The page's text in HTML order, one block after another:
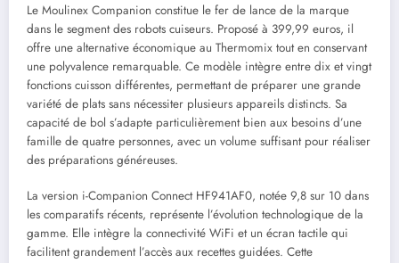
Le Moulinex Companion constitue le fer de lance de la marque
dans le segment des robots cuiseurs. Proposé à 399,99 euros, il
offre une alternative économique au Thermomix tout en conservant
une polyvalence remarquable. Ce modèle intègre entre dix et vingt
fonctions cuisson différentes, permettant de préparer une grande
variété de plats sans nécessiter plusieurs appareils distincts. Sa
capacité de bol s’adapte particulièrement bien aux besoins d’une
famille de quatre personnes, avec un volume suffisant pour réaliser
des préparations généreuses.
La version i-Companion Connect HF941AF0, notée 9,8 sur 10 dans
les comparatifs récents, représente l’évolution technologique de la
gamme. Elle intègre la connectivité WiFi et un écran tactile qui
facilitent grandement l’accès aux recettes guidées. Cette